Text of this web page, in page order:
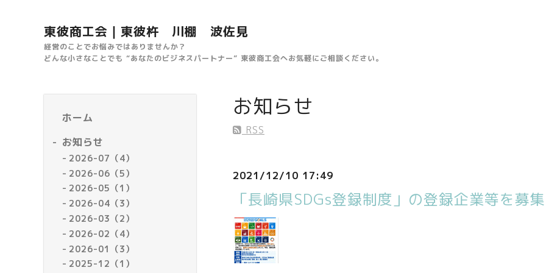
東彼商工会｜東彼杵 川棚 波佐見
経営のことでお悩みではありませんか？
どんな小さなことでも “あなたのビジネスパートナー” 東彼商工会へお気軽にご相談ください。
ホーム
お知らせ
2026-07（4）
2026-06（5）
2026-05（1）
2026-04（3）
2026-03（2）
2026-02（4）
2026-01（3）
2025-12（1）
お知らせ
RSS
2021/12/10 17:49
「長崎県SDGs登録制度」の登録企業等を募